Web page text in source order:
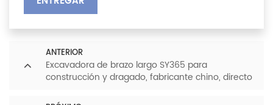
ANTERIOR
Excavadora de brazo largo SY365 para
construcción y dragado, fabricante chino, directo